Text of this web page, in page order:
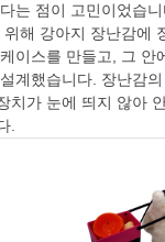
는 점이 고민이었습
해 강아지 장난감에
이스를 만들고, 그 안
계했습니다. 장난감
치가 눈에 띄지 않아
.